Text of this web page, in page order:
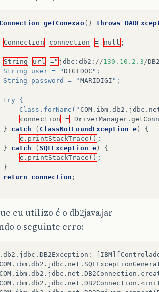
Connection getConexao() throws
Connection connection = null ;
String url =" jdbc : db2 ://130.10.2.3/
		String user = "
DIGIDOC ";
		String password = "
MARIDIGI ";
		try {
			Class.forName("
COM . ibm . db2 . jdbc .
connection
=
}
catch ( ClassNotFoundException e )
{
e.printStackTrace() ;
}
catch ( SQLException e )
{
e.printStackTrace() ;
}
return
connection ;
eu utilizo é o db2java.jar
o seguinte erro:
. db2 . jdbc . DB2Exception : IBM
COM . ibm . db2 . jdbc . net .
COM . ibm . db2 . jdbc . net . DB2Connection .
COM . ibm . db2 . jdbc . net . DB2Connection . <